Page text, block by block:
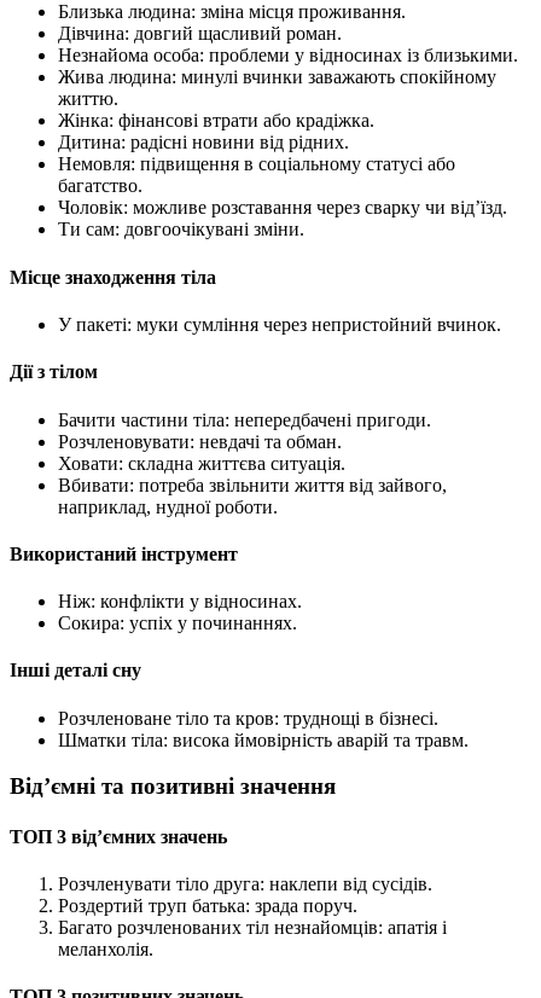
Близька людина: зміна місця проживання.
Дівчина: довгий щасливий роман.
Незнайома особа: проблеми у відносинах із близькими.
Жива людина: минулі вчинки заважають спокійному
життю.
Жінка: фінансові втрати або крадіжка.
Дитина: радісні новини від рідних.
Немовля: підвищення в соціальному статусі або
багатство.
Чоловік: можливе розставання через сварку чи від’їзд.
Ти сам: довгоочікувані зміни.
Місце знаходження тіла
У пакеті: муки сумління через непристойний вчинок.
Дії з тілом
Бачити частини тіла: непередбачені пригоди.
Розчленовувати: невдачі та обман.
Ховати: складна життєва ситуація.
Вбивати: потреба звільнити життя від зайвого,
наприклад, нудної роботи.
Використаний інструмент
Ніж: конфлікти у відносинах.
Сокира: успіх у починаннях.
Інші деталі сну
Розчленоване тіло та кров: труднощі в бізнесі.
Шматки тіла: висока ймовірність аварій та травм.
Від’ємні та позитивні значення
ТОП 3 від’ємних значень
Розчленувати тіло друга: наклепи від сусідів.
Роздертий труп батька: зрада поруч.
Багато розчленованих тіл незнайомців: апатія і
меланхолія.